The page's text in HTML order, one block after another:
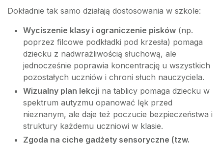
Dokładnie tak samo działają dostosowania w szkole:
Wyciszenie klasy i ograniczenie pisków (np.
poprzez filcowe podkładki pod krzesła) pomaga
dziecku z nadwrażliwością słuchową, ale
jednocześnie poprawia koncentrację u wszystkich
pozostałych uczniów i chroni słuch nauczyciela.
Wizualny plan lekcji na tablicy pomaga dziecku w
spektrum autyzmu opanować lęk przed
nieznanym, ale daje też poczucie bezpieczeństwa i
struktury każdemu uczniowi w klasie.
Zgoda na ciche gadżety sensoryczne (tzw.